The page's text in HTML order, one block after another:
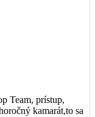
Team, prístup,
kamarát,to sa